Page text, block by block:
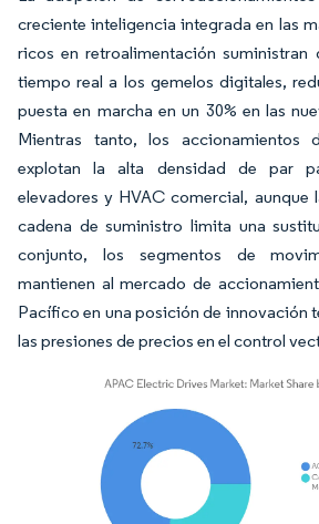
creciente inteligencia integrada en las
ricos en retroalimentación
tiempo real a los gemelos digitales,
puesta en marcha en un 30% en las
Mientras tanto, los accionamientos
explotan la alta densidad de par
elevadores y HVAC comercial, aunque
cadena de suministro limita una
conjunto, los segmentos de
mantienen al mercado de
Pacífico en una posición de innovación
las presiones de precios en el control